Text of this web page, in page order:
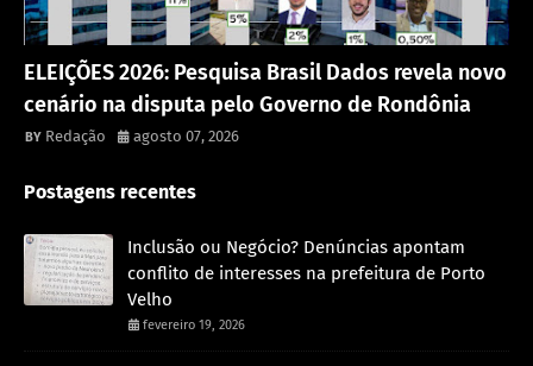
ELEIÇÕES 2026: Pesquisa Brasil Dados revela novo
cenário na disputa pelo Governo de Rondônia
Redação agosto 07, 2026
Postagens recentes
Inclusão ou Negócio? Denúncias apontam
conflito de interesses na prefeitura de Porto
Velho
fevereiro 19, 2026